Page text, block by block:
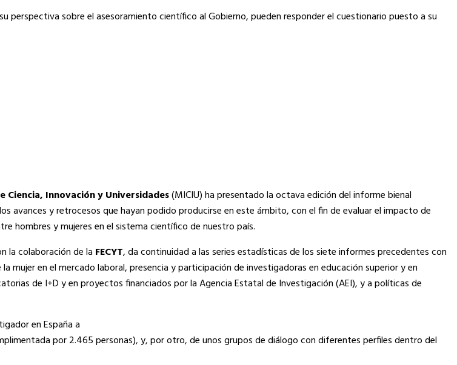
perspectiva sobre el asesoramiento científico al Gobierno, pueden responder el cuestionario puesto a su
Ciencia, Innovación y Universidades(MICIU) ha presentado la octava edición del informe bienal
avances y retrocesos que hayan podido producirse en este ámbito, con el fin de evaluar el impacto de
hombres y mujeres en el sistema científico de nuestro país.
la colaboración de la FECYT, da continuidad a las series estadísticas de los siete informes precedentes con
en el mercado laboral, presencia y participación de investigadoras en educación superior y en
de I+D y en proyectos financiados por la Agencia Estatal de Investigación (AEI), y a políticas de
en España a
por 2.465 personas), y, por otro, de unos grupos de diálogo con diferentes perfiles dentro del